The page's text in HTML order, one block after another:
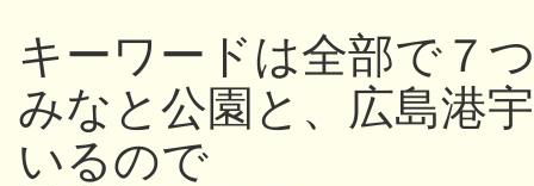
キーワードは全部
みなと公園と、広島港
いるので